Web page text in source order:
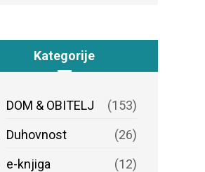
Kategorije
DOM & OBITELJ
(153)
Duhovnost
(26)
e-knjiga
(12)